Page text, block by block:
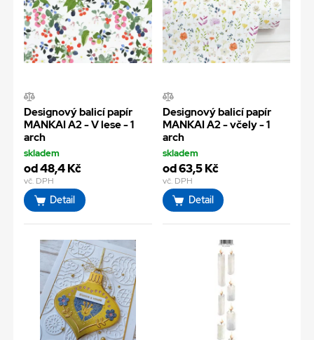
Designový balicí papír
MANKAI A2 - V lese - 1
arch
skladem
od 48,4 Kč
vč. DPH
Detail
Designový balicí papír
MANKAI A2 - včely - 1
arch
skladem
od 63,5 Kč
vč. DPH
Detail